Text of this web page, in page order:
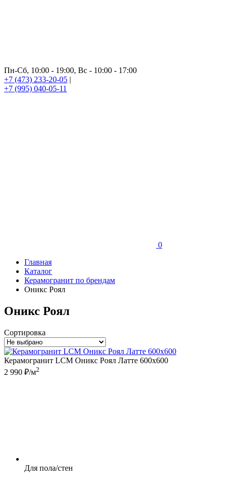
Пн-Сб, 10:00 - 19:00, Вс - 10:00 - 17:00
+7 (473) 233-20-05
+7 (995) 040-05-11
0
Главная
Каталог
Керамогранит по брендам
Оникс Роял
Оникс Роял
Сортировка
Керамогранит LCM Оникс Роял Латте 600x600
2 990 ₽/м2
Для пола/стен